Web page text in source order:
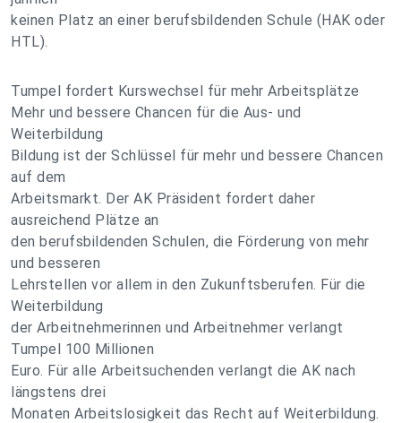
keinen Platz an einer berufsbildenden Schule (HAK oder
HTL).
Tumpel fordert Kurswechsel für mehr Arbeitsplätze
Mehr und bessere Chancen für die Aus- und
Weiterbildung
Bildung ist der Schlüssel für mehr und bessere Chancen
auf dem
Arbeitsmarkt. Der AK Präsident fordert daher
ausreichend Plätze an
den berufsbildenden Schulen, die Förderung von mehr
und besseren
Lehrstellen vor allem in den Zukunftsberufen. Für die
Weiterbildung
der Arbeitnehmerinnen und Arbeitnehmer verlangt
Tumpel 100 Millionen
Euro. Für alle Arbeitsuchenden verlangt die AK nach
längstens drei
Monaten Arbeitslosigkeit das Recht auf Weiterbildung.